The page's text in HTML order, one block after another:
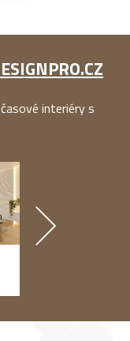
interiéry s